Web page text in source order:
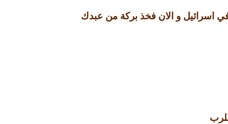
اسرائيل و الان فخذ بركة من عبدك